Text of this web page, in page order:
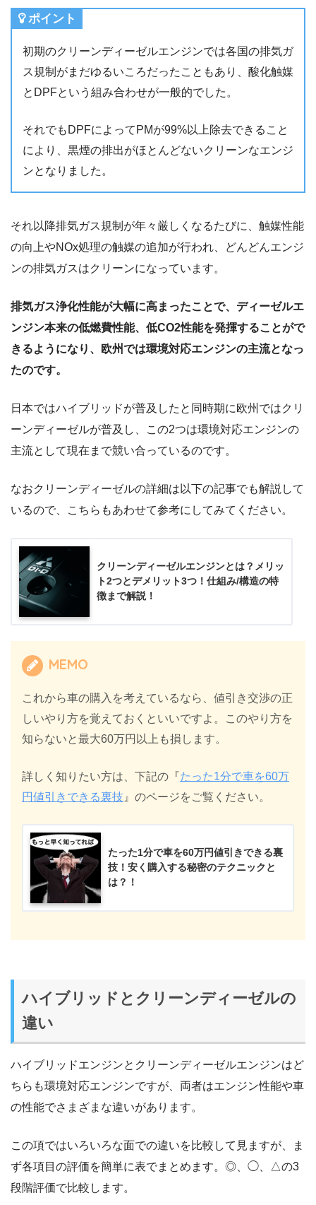
ポイント
初期のクリーンディーゼルエンジンでは各国の排気ガ
ス規制がまだゆるいころだったこともあり、酸化触媒
とDPFという組み合わせが一般的でした。
それでもDPFによってPMが99%以上除去できること
により、黒煙の排出がほとんどないクリーンなエンジ
ンとなりました。
それ以降排気ガス規制が年々厳しくなるたびに、触媒性能
の向上やNOx処理の触媒の追加が行われ、どんどんエンジ
ンの排気ガスはクリーンになっています。
排気ガス浄化性能が大幅に高まったことで、ディーゼルエ
ンジン本来の低燃費性能、低CO2性能を発揮することがで
きるようになり、欧州では環境対応エンジンの主流となっ
たのです。
日本ではハイブリッドが普及したと同時期に欧州ではクリ
ーンディーゼルが普及し、この2つは環境対応エンジンの
主流として現在まで競い合っているのです。
なおクリーンディーゼルの詳細は以下の記事でも解説して
いるので、こちらもあわせて参考にしてみてください。
クリーンディーゼルエンジンとは？メリッ
ト2つとデメリット3つ！仕組み/構造の特
徴まで解説！
MEMO
これから車の購入を考えているなら、値引き交渉の正
しいやり方を覚えておくといいですよ。このやり方を
知らないと最大60万円以上も損します。
詳しく知りたい方は、下記の『たった1分で車を60万
円値引きできる裏技 』のページをご覧ください。
たった1分で車を60万円値引きできる裏
技！安く購入する秘密のテクニックと
は？！
ハイブリッドとクリーンディーゼルの
違い
ハイブリッドエンジンとクリーンディーゼルエンジンはど
ちらも環境対応エンジンですが、両者はエンジン性能や車
の性能でさまざまな違いがあります。
この項ではいろいろな面での違いを比較して見ますが、ま
ず各項目の評価を簡単に表でまとめます。◎、◯、△の3
段階評価で比較します。